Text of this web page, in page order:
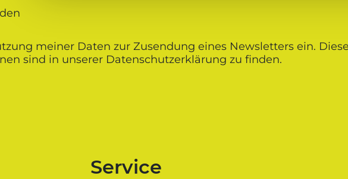
Service
meiner Daten zur Zusendung eines Newsletters ein.
sind in unserer Datenschutz­erklärung zu finden.